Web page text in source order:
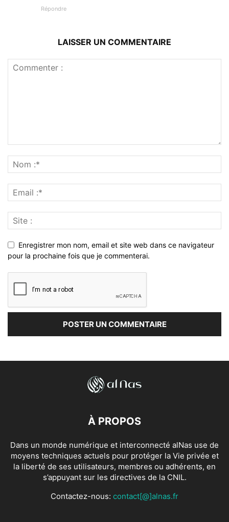
Répondre
LAISSER UN COMMENTAIRE
Enregistrer mon nom, email et site web dans ce navigateur
pour la prochaine fois que je commenterai.
À PROPOS
Dans un monde numérique et interconnecté alNas use de
moyens techniques actuels pour protéger la Vie privée et
la liberté de ses utilisateurs, membres ou adhérents, en
s’appuyant sur les directives de la CNIL.
Contactez-nous: contact[@]alnas.fr